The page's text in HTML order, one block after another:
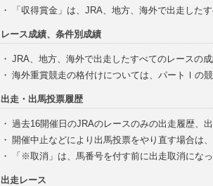
・
「収得賞金」は、JRA、地方、海外で出走した
レース成績、条件別成績
・ JRA、地方、海外で出走したすべてのレースの
・ 海外重賞競走の格付けについては、パートⅠの
出走・出馬投票履歴
・ 過去16開催日のJRAのレースのみの出走履歴、
・ 開催中止などにより出馬投票をやり直す場合は
・
「※取消」は、馬番号を付す前に出走取消にな
出走レース